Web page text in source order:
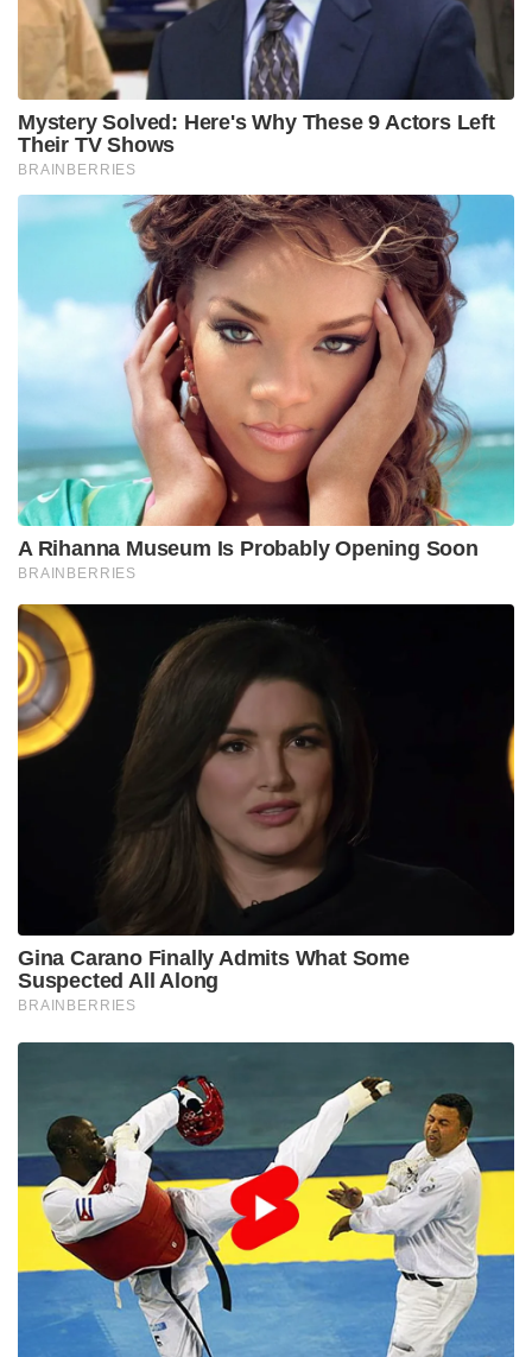
Mystery Solved: Here's Why These 9 Actors Left
Their TV Shows
BRAINBERRIES
A Rihanna Museum Is Probably Opening Soon
BRAINBERRIES
Gina Carano Finally Admits What Some
Suspected All Along
BRAINBERRIES